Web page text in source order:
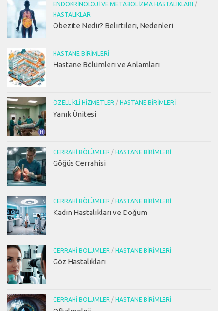
ENDOKRINOLOJI VE METABOLIZMA HASTALIKLARI
/
HASTALIKLAR
Obezite Nedir? Belirtileri, Nedenleri
HASTANE BIRIMLERI
Hastane Bölümleri ve Anlamları
ÖZELLIKLI HIZMETLER / HASTANE BIRIMLERI
Yanık Ünitesi
CERRAHI BÖLÜMLER / HASTANE BIRIMLERI
Göğüs Cerrahisi
CERRAHI BÖLÜMLER / HASTANE BIRIMLERI
Kadın Hastalıkları ve Doğum
CERRAHI BÖLÜMLER / HASTANE BIRIMLERI
Göz Hastalıkları
CERRAHI BÖLÜMLER / HASTANE BIRIMLERI